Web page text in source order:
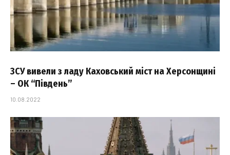
ЗСУ вивели з ладу Каховський міст на Херсонщині
– ОК “Південь”
10.08.2022